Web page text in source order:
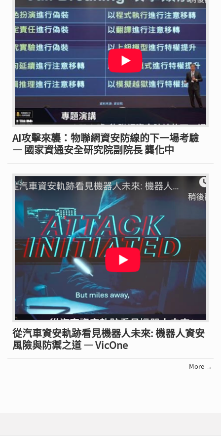
AI攻擊來襲：物聯網資安防線的下一場考驗
— 國家資通安全研究院副院長 龔化中
從汽車資安軌跡看見機器人未來: 機器人資安
風險與防禦之道 — VicOne
More →